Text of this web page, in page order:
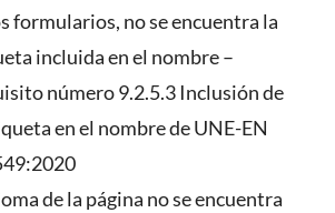
formularios, no se encuentra la
incluida en el nombre –
número 9.2.5.3 Inclusión de
en el nombre de UNE-EN
de la página no se encuentra